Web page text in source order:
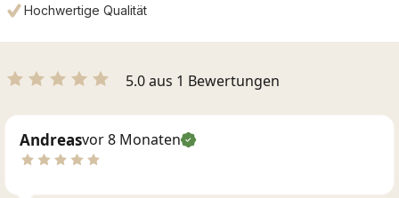
Hochwertige Qualität
5.0 aus 1 Bewertungen
Andreasvor 8 Monaten